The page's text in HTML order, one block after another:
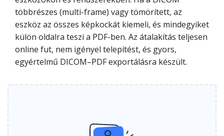
többrészes (multi-frame) vagy tömörített, az
eszköz az összes képkockát kiemeli, és mindegyiket
külön oldalra teszi a PDF-ben. Az átalakítás teljesen
online fut, nem igényel telepítést, és gyors,
egyértelmű DICOM–PDF exportálásra készült.